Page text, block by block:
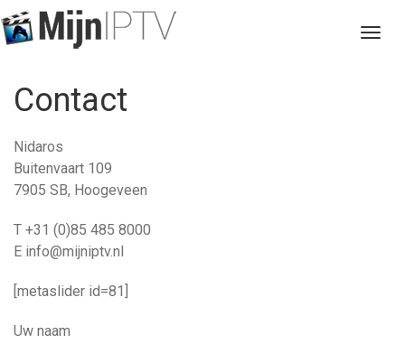
Contact
Nidaros
Buitenvaart 109
7905 SB, Hoogeveen
T +31 (0)85 485 8000
E info@mijniptv.nl
[metaslider id=81]
Uw naam